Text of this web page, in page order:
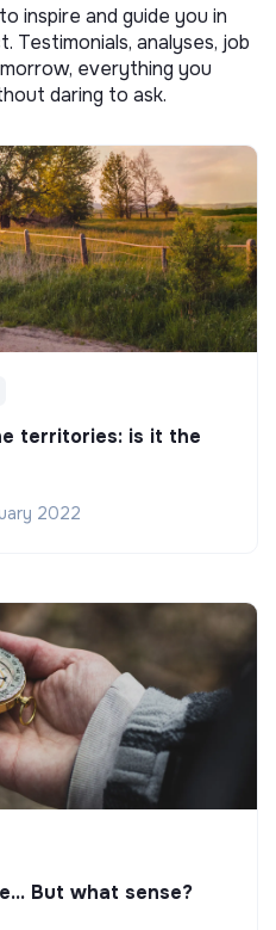
inspire and guide you in
Testimonials, analyses, job
everything you
daring to ask.
territories: is it the
2022
But what sense?